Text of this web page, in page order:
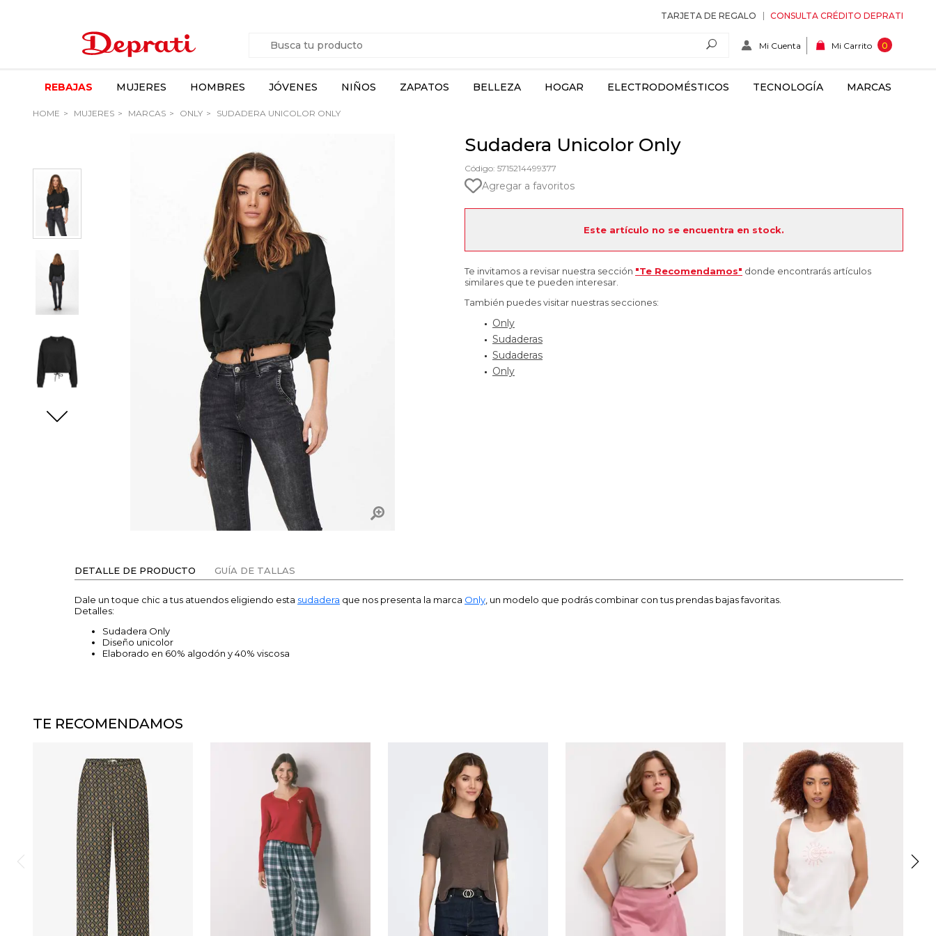
TARJETA DE REGALO CONSULTA CRÉDITO DEPRATI
Mi Cuenta Mi Carrito 0
REBAJAS MUJERES HOMBRES JÓVENES NIÑOS ZAPATOS BELLEZA HOGAR ELECTRODOMÉSTICOS TECNOLOGÍA MARCAS
HOME MUJERES MARCAS ONLY SUDADERA UNICOLOR ONLY
Sudadera Unicolor Only
Código: 5715214499377
Agregar a favoritos
Este artículo no se encuentra en stock.
Te invitamos a revisar nuestra sección "Te Recomendamos" donde encontrarás artículos
similares que te pueden interesar.
También puedes visitar nuestras secciones:
Only
Sudaderas
Sudaderas
Only
DETALLE DE PRODUCTO GUÍA DE TALLAS
Dale un toque chic a tus atuendos eligiendo esta sudadera que nos presenta la marca Only , un modelo que podrás combinar con tus prendas bajas favoritas.
Detalles:
Sudadera Only
Diseño unicolor
Elaborado en 60% algodón y 40% viscosa
TE RECOMENDAMOS